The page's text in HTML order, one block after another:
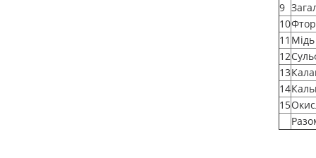
9
10Фтор
11 Мідь
12
13
14
15